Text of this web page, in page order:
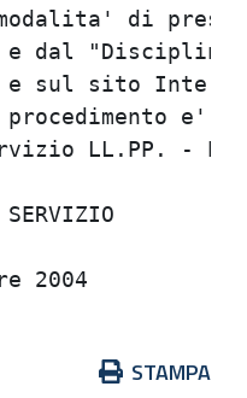
modalita' di
e dal
e sul
del
del
STAMPA